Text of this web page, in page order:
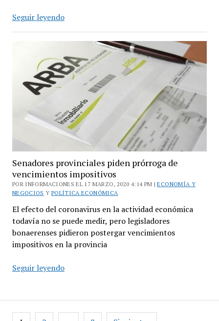
Seguir leyendoSe
transferir
sin
usar
cuenta
bancaria
Senadores provinciales piden prórroga de
vencimientos impositivos
POR INFORMACIONES EL 17 MARZO, 2020 4:14 PM |ECONOMÍA Y
NEGOCIOS Y POLÍTICA ECONÓMICA
El efecto del coronavirus en la actividad económica
todavía no se puede medir, pero legisladores
bonaerenses pidieron postergar vencimientos
impositivos en la provincia
Seguir leyendoSenadores
prórroga
de
Paginación